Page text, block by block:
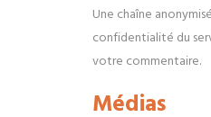
Une chaîne
confidentialité du
votre commentaire.
Médias